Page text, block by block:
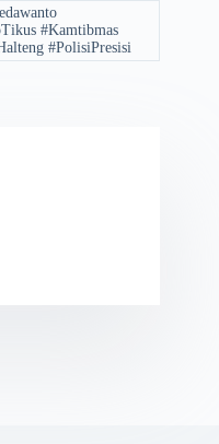
#Kamtibmas
#PolisiPresisi